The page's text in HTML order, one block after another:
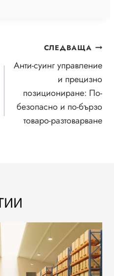
СЛЕДВАЩА
Анти-суинг управление
и прецизно
позициониране: По-
безопасно и по-бързо
товаро-разтоварване